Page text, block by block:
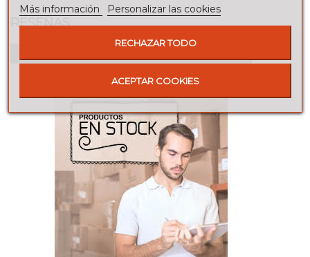
RESEÑAS
Más información
Personalizar las cookies
RECHAZAR TODO
ACEPTAR COOKIES